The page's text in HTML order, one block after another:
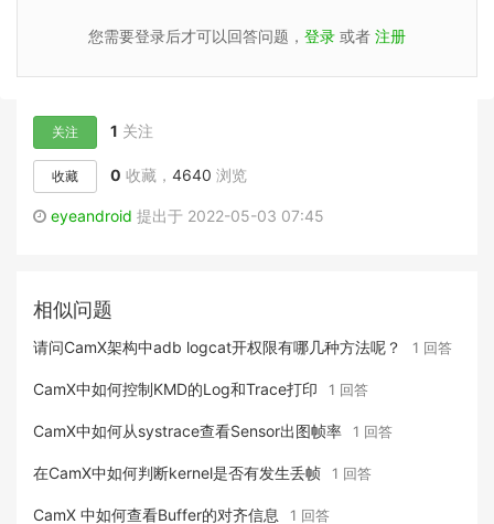
您需要登录后才可以回答问题， 登录 或者 注册
关注 1 关注
收藏 0 收藏， 4640 浏览
eyeandroid 提出于 2022-05-03 07:45
相似问题
请问CamX架构中adb logcat开权限有哪几种方法呢？ 1 回答
CamX中如何控制KMD的Log和Trace打印 1 回答
CamX中如何从systrace查看Sensor出图帧率 1 回答
在CamX中如何判断kernel是否有发生丢帧 1 回答
CamX 中如何查看Buffer的对齐信息 1 回答